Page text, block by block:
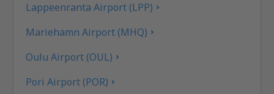
Lappeenranta Airport (LPP)
Mariehamn Airport (MHQ)
Oulu Airport (OUL)
Pori Airport (POR)